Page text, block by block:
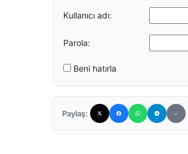
Kullanıcı adı:
Parola:
Beni hatırla
Paylaş: